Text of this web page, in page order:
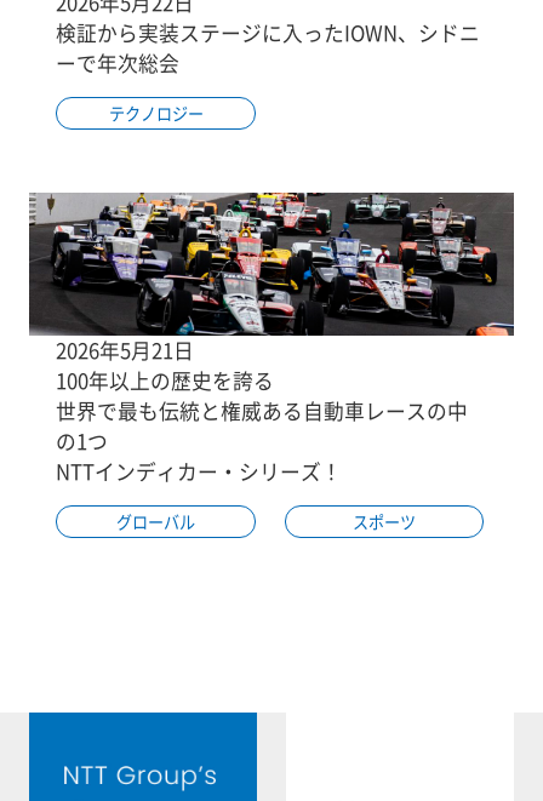
検証から実装ステージに入ったIOWN、シドニ
ーで年次総会
テクノロジー
2026年5月21日
100年以上の歴史を誇る
世界で最も伝統と権威ある自動車レースの中
の1つ
NTTインディカー・シリーズ！
グローバル スポーツ